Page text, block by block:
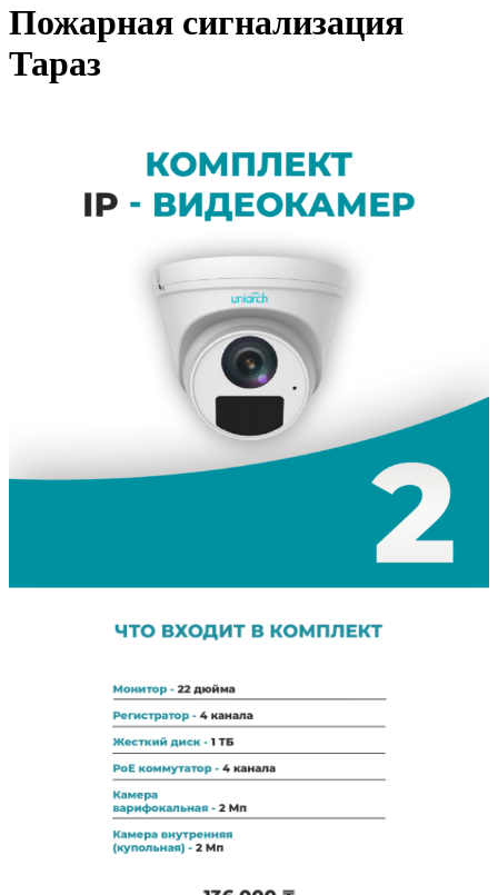
Пожарная сигнализация
Тараз